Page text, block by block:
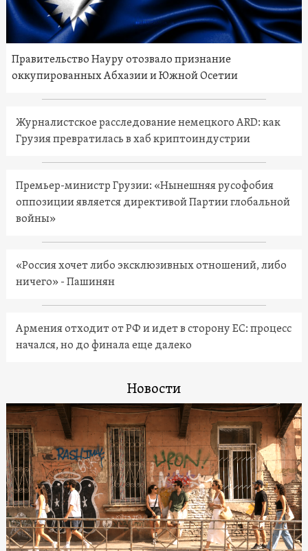
Правительство Науру отозвало признание
оккупированных Абхазии и Южной Осетии
Журналистское расследование немецкого ARD: как
Грузия превратилась в хаб криптоиндустрии
Премьер-министр Грузии: «Нынешняя русофобия
оппозиции является директивой Партии глобальной
войны»
«Россия хочет либо эксклюзивных отношений, либо
ничего» - Пашинян
Армения отходит от РФ и идет в сторону ЕС: процесс
начался, но до финала еще далеко
Новости